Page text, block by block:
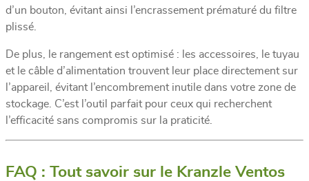
d’un bouton, évitant ainsi l’encrassement prématuré du filtre
plissé.
De plus, le rangement est optimisé : les accessoires, le tuyau
et le câble d’alimentation trouvent leur place directement sur
l’appareil, évitant l’encombrement inutile dans votre zone de
stockage. C’est l’outil parfait pour ceux qui recherchent
l’efficacité sans compromis sur la praticité.
FAQ : Tout savoir sur le Kranzle Ventos